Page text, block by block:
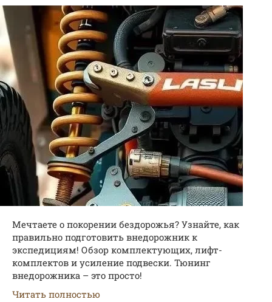
Мечтаете о покорении бездорожья? Узнайте, как
правильно подготовить внедорожник к
экспедициям! Обзор комплектующих, лифт-
комплектов и усиление подвески. Тюнинг
внедорожника – это просто!
Читать полностью